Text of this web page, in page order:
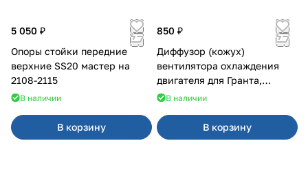
5 050 ₽
Опоры стойки передние
верхние SS20 мастер на
2108-2115
В наличии
В корзину
850 ₽
Диффузор (кожух)
вентилятора охлаждения
двигателя для Гранта,
Калина-2, Датсун нового
В наличии
В корзину